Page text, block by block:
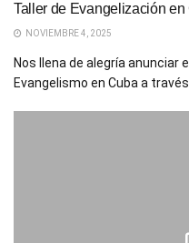
Taller de Evangelización en
NOVIEMBRE 4, 2025
Nos llena de alegría anunciar
Evangelismo en Cuba a